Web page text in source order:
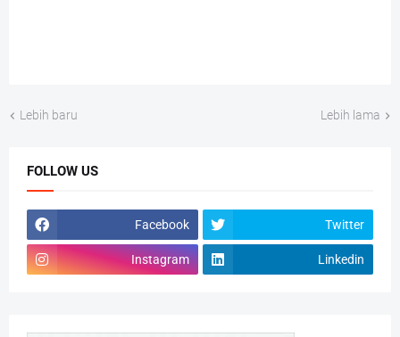
Lebih baru Lebih lama
FOLLOW US
Facebook Twitter
Instagram Linkedin